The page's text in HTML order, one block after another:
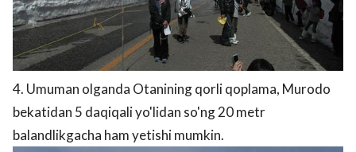
4. Umuman olganda Otanining qorli qoplama, Murodo
bekatidan 5 daqiqali yo'lidan so'ng 20 metr
balandlikgacha ham yetishi mumkin.